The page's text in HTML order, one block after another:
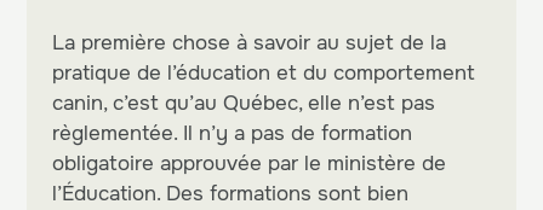
La première chose à savoir au sujet de la
pratique de l’éducation et du comportement
canin, c’est qu’au Québec, elle n’est pas
règlementée. Il n’y a pas de formation
obligatoire approuvée par le ministère de
l’Éducation. Des formations sont bien